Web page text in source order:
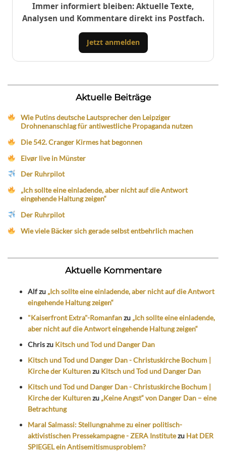
Immer informiert bleiben: Aktuelle Texte,
Analysen und Kommentare direkt ins Postfach.
Jetzt anmelden
Aktuelle Beiträge
Wie Putins deutsche Lautsprecher den Leipziger
Drohnenanschlag für antiwestliche Propaganda nutzen
Die 542. Cranger Kirmes hat begonnen
Eivør live in Münster
Der Ruhrpilot
„Ich sollte eine einladende, aber nicht auf die Antwort
eingehende Haltung zeigen“
Der Ruhrpilot
Wie viele Bäcker sich gerade selbst entbehrlich machen
Aktuelle Kommentare
Alfzu „Ich sollte eine einladende, aber nicht auf die Antwort
eingehende Haltung zeigen“
"Kaiserfront Extra"-Romanfanzu „Ich sollte eine einladende,
aber nicht auf die Antwort eingehende Haltung zeigen“
Chriszu Kitsch und Tod und Danger Dan
Kitsch und Tod und Danger Dan - Christuskirche Bochum |
Kirche der Kulturenzu Kitsch und Tod und Danger Dan
Kitsch und Tod und Danger Dan - Christuskirche Bochum |
Kirche der Kulturenzu „Keine Angst“ von Danger Dan – eine
Betrachtung
Maral Salmassi: Stellungnahme zu einer politisch-
aktivistischen Pressekampagne - ZERA Institutezu Hat DER
SPIEGEL ein Antisemitismusproblem?